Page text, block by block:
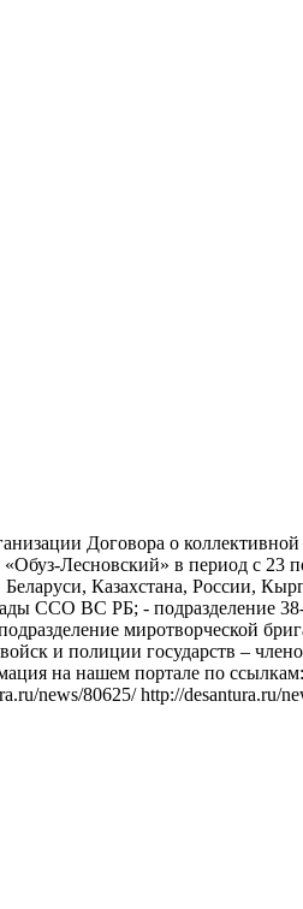
Договора о коллективной
Лесновский» в период с 23
Казахстана, России,
ССО ВС РБ; - подразделение
миротворческой
и полиции государств –
на нашем портале по ссылкам:
news/80625/ http://desantura.ru/